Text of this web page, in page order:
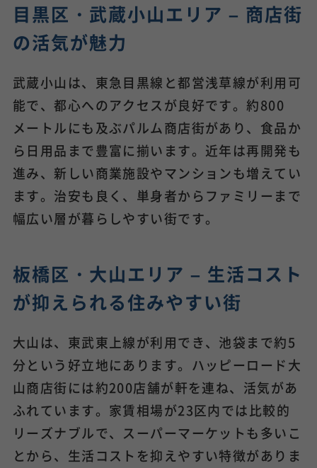
目黒区・武蔵小山エリア – 商店街
の活気が魅力
武蔵小山は、東急目黒線と都営浅草線が利用可
能で、都心へのアクセスが良好です。約800
メートルにも及ぶパルム商店街があり、食品か
ら日用品まで豊富に揃います。近年は再開発も
進み、新しい商業施設やマンションも増えてい
ます。治安も良く、単身者からファミリーまで
幅広い層が暮らしやすい街です。
板橋区・大山エリア – 生活コスト
が抑えられる住みやすい街
大山は、東武東上線が利用でき、池袋まで約5
分という好立地にあります。ハッピーロード大
山商店街には約200店舗が軒を連ね、活気があ
ふれています。家賃相場が23区内では比較的
リーズナブルで、スーパーマーケットも多いこ
とから、生活コストを抑えやすい特徴がありま